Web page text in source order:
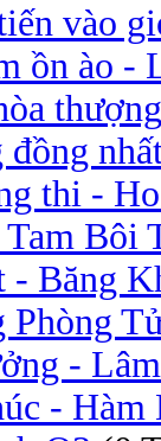
vào
ồn ào -
thi -
Bôi
- Băng
Phòng
-
- Hàm